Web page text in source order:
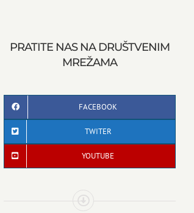
PRATITE NAS NA DRUŠTVENIM
MREŽAMA
FACEBOOK
TWITER
YOUTUBE